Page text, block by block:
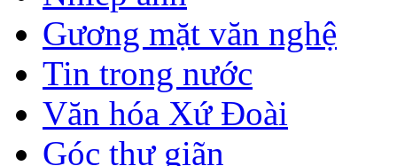
Gương mặt văn nghệ
Tin trong nước
Văn hóa Xứ Đoài
Góc thư giãn